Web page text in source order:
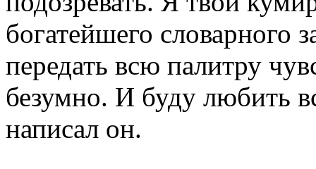
богатейшего словарного
передать всю палитру
безумно. И буду любить
написал он.